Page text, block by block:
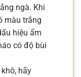
ngà. Khi
màu trắng
hiệu ẩm
có độ bùi
hãy